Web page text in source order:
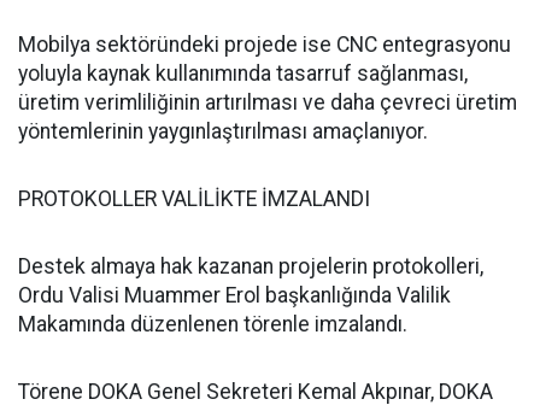
Mobilya sektöründeki projede ise CNC entegrasyonu
yoluyla kaynak kullanımında tasarruf sağlanması,
üretim verimliliğinin artırılması ve daha çevreci üretim
yöntemlerinin yaygınlaştırılması amaçlanıyor.
PROTOKOLLER VALİLİKTE İMZALANDI
Destek almaya hak kazanan projelerin protokolleri,
Ordu Valisi Muammer Erol başkanlığında Valilik
Makamında düzenlenen törenle imzalandı.
Törene DOKA Genel Sekreteri Kemal Akpınar, DOKA